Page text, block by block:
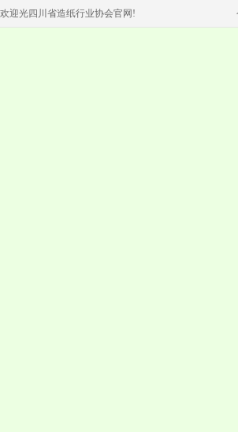
欢迎光四川省造纸行业协会官网!